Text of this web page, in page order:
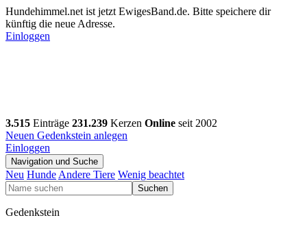
Hundehimmel.net ist jetzt EwigesBand.de. Bitte speichere dir
künftig die neue Adresse.
Einloggen
3.515 Einträge 231.239 Kerzen Online seit 2002
Neuen Gedenkstein anlegen
Einloggen
Navigation und Suche
Neu Hunde Andere Tiere Wenig beachtet
Suchen
Gedenkstein